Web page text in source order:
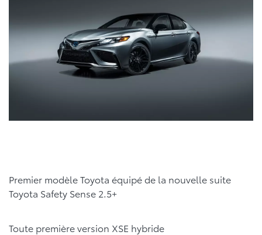
Premier modèle Toyota équipé de la nouvelle suite
Toyota Safety Sense 2.5+
Toute première version XSE hybride